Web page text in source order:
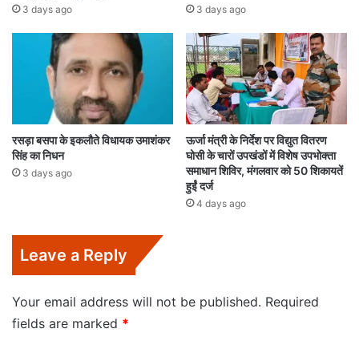
3 days ago 3 days ago
रसड़ा बसपा के इकलौते विधायक उमाशंकर
सिंह का निधन
3 days ago
ऊर्जा मंत्री के निर्देश पर विद्युत वितरण
घोसी के चारों उपखंडों में विशेष उपभोक्ता
समाधान शिविर, मंगलवार को 50 शिकायतें
हुईं दर्ज
4 days ago
Leave a Reply
Your email address will not be published. Required
fields are marked *